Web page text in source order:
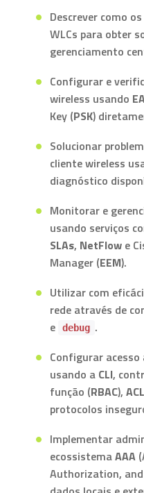
Descrever como
WLCs para obter
gerenciamento
Configurar e
wireless usando
Key (PSK)
Solucionar
cliente wireless
diagnóstico
Monitorar e
usando serviços
SLAs, NetFlow e
Manager (EEM).
Utilizar com
rede através de
e debug .
Configurar
usando a CLI,
função (RBAC),
protocolos
Implementar
ecossistemaAAA
Authorization,